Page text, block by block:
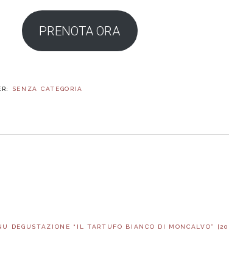
PRENOTA ORA
SENZA CATEGORIA
DEGUSTAZIONE “IL TARTUFO BIANCO DI MONCALVO”